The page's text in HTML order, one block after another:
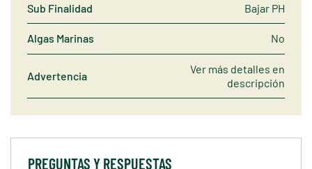
Sub Finalidad Bajar PH
Algas Marinas No
Advertencia
Ver más detalles en
descripción
PREGUNTAS Y RESPUESTAS